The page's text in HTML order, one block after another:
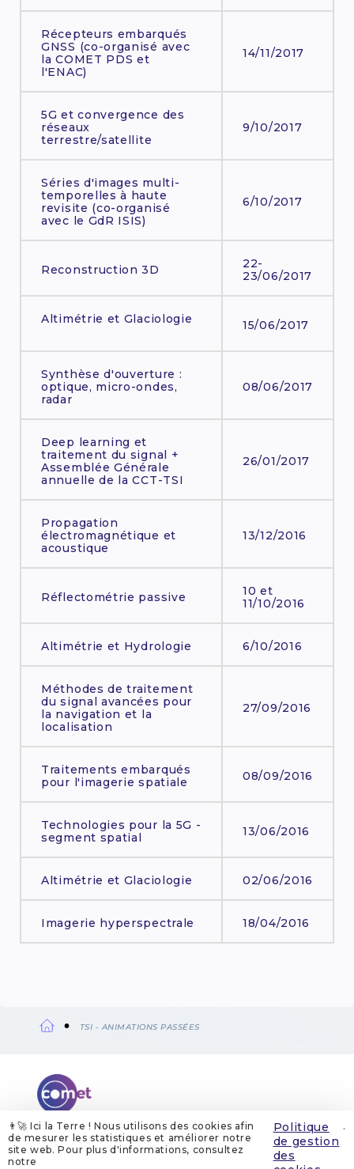
👨‍🚀 Ici la Terre ! Nous utilisons des cookies afin
de mesurer les statistiques et améliorer notre
site web. Pour plus d'informations, consultez
notre
Politique
de gestion
des
.
Récepteurs embarqués
GNSS (co-organisé avec
la COMET PDS et
l'ENAC)
14/11/2017
5G et convergence des
réseaux
terrestre/satellite
9/10/2017
Séries d'images multi-
temporelles à haute
revisite (co-organisé
avec le GdR ISIS)
6/10/2017
Reconstruction 3D
22-
23/06/2017
Altimétrie et Glaciologie 15/06/2017
Synthèse d'ouverture :
optique, micro-ondes,
radar
08/06/2017
Deep learning et
traitement du signal +
Assemblée Générale
annuelle de la CCT-TSI
26/01/2017
Propagation
électromagnétique et
acoustique
13/12/2016
Réflectométrie passive
10 et
11/10/2016
Altimétrie et Hydrologie 6/10/2016
Méthodes de traitement
du signal avancées pour
la navigation et la
localisation
27/09/2016
Traitements embarqués
pour l'imagerie spatiale
08/09/2016
Technologies pour la 5G -
segment spatial
13/06/2016
Altimétrie et Glaciologie 02/06/2016
Imagerie hyperspectrale 18/04/2016
d'Ariane
TSI - ANIMATIONS PASSÉES
QUI SOMMES-NOUS
MENTIONS LÉGALES
GESTION DES COOKIES
POLITIQUE DE GESTION DES COOKIES